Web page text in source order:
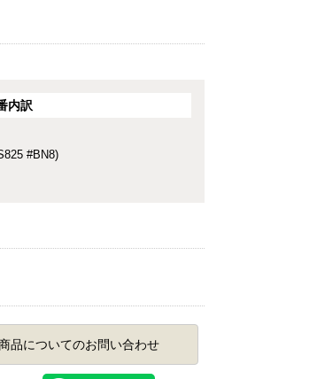
内訳
#BN8)
品についてのお問い合わせ